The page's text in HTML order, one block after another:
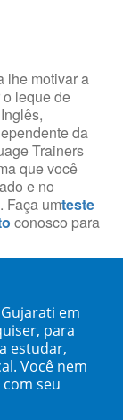
lhe motivar a
leque de
da
Trainers
que você
e no
Faça umteste
conosco para
em
para
estudar,
Você nem
seu